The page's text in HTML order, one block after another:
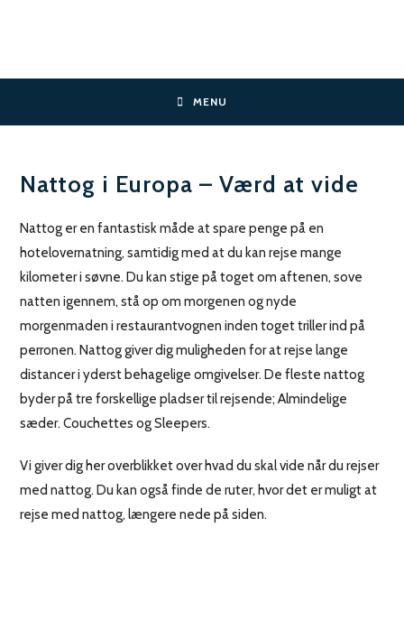
MENU
Nattog i Europa – Værd at vide
Nattog er en fantastisk måde at spare penge på en
hotelovernatning, samtidig med at du kan rejse mange
kilometer i søvne. Du kan stige på toget om aftenen, sove
natten igennem, stå op om morgenen og nyde
morgenmaden i restaurantvognen inden toget triller ind på
perronen. Nattog giver dig muligheden for at rejse lange
distancer i yderst behagelige omgivelser. De fleste nattog
byder på tre forskellige pladser til rejsende; Almindelige
sæder. Couchettes og Sleepers.
Vi giver dig her overblikket over hvad du skal vide når du rejser
med nattog. Du kan også finde de ruter, hvor det er muligt at
rejse med nattog, længere nede på siden.